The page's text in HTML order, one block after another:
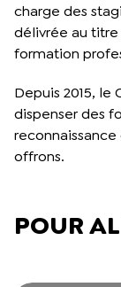
charge des
délivrée au titre
formation
Depuis 2015,
dispenser des
offrons.
POUR